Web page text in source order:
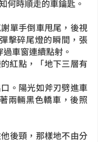
何時順走的車鑰匙。
單手倒車甩尾，後視
擊碎尾燈的瞬間，張
車窗連續點射。
紅點，「地下三層有
。陽光如斧刃劈進車
兩輛黑色轎車，後照
後頸，那樣地不由分